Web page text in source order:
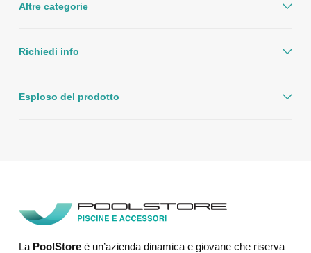
Altre categorie
Richiedi info
Esploso del prodotto
La PoolStoreè un’azienda dinamica e giovane che riserva